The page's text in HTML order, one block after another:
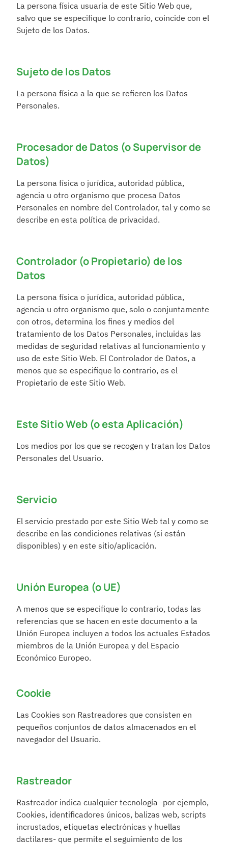
La persona física usuaria de este Sitio Web que,
salvo que se especifique lo contrario, coincide con el
Sujeto de los Datos.
Sujeto de los Datos
La persona física a la que se refieren los Datos
Personales.
Procesador de Datos (o Supervisor de
Datos)
La persona física o jurídica, autoridad pública,
agencia u otro organismo que procesa Datos
Personales en nombre del Controlador, tal y como se
describe en esta política de privacidad.
Controlador (o Propietario) de los
Datos
La persona física o jurídica, autoridad pública,
agencia u otro organismo que, solo o conjuntamente
con otros, determina los fines y medios del
tratamiento de los Datos Personales, incluidas las
medidas de seguridad relativas al funcionamiento y
uso de este Sitio Web. El Controlador de Datos, a
menos que se especifique lo contrario, es el
Propietario de este Sitio Web.
Este Sitio Web (o esta Aplicación)
Los medios por los que se recogen y tratan los Datos
Personales del Usuario.
Servicio
El servicio prestado por este Sitio Web tal y como se
describe en las condiciones relativas (si están
disponibles) y en este sitio/aplicación.
Unión Europea (o UE)
A menos que se especifique lo contrario, todas las
referencias que se hacen en este documento a la
Unión Europea incluyen a todos los actuales Estados
miembros de la Unión Europea y del Espacio
Económico Europeo.
Cookie
Las Cookies son Rastreadores que consisten en
pequeños conjuntos de datos almacenados en el
navegador del Usuario.
Rastreador
Rastreador indica cualquier tecnología -por ejemplo,
Cookies, identificadores únicos, balizas web, scripts
incrustados, etiquetas electrónicas y huellas
dactilares- que permite el seguimiento de los